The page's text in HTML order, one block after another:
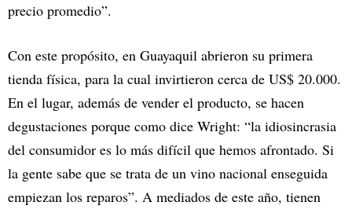
precio promedio”.
Con este propósito, en Guayaquil abrieron su primera
tienda física, para la cual invirtieron cerca de US$ 20.000.
En el lugar, además de vender el producto, se hacen
degustaciones porque como dice Wright: “la idiosincrasia
del consumidor es lo más difícil que hemos afrontado. Si
la gente sabe que se trata de un vino nacional enseguida
empiezan los reparos”. A mediados de este año, tienen